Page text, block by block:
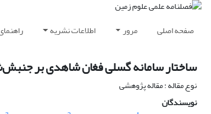
صفحه اصلی مرور اطلاعات نشریه
ساختار سامانه گسلی فغان شاهدی بر
نوع مقاله : مقاله پژوهشی
نویسندگان